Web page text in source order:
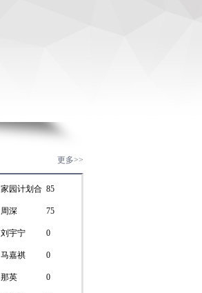
更多>>
家园计划合
唱团
85
周深 75
刘宇宁 0
马嘉祺 0
那英 0